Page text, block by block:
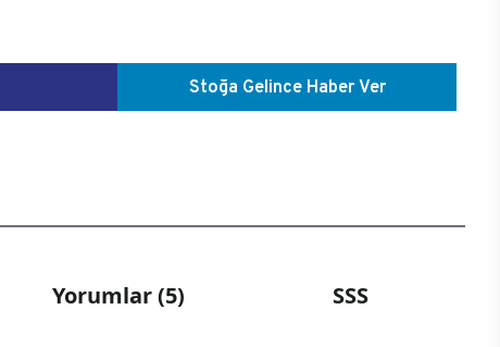
Stoğa Gelince Haber Ver
Yorumlar (5) SSS